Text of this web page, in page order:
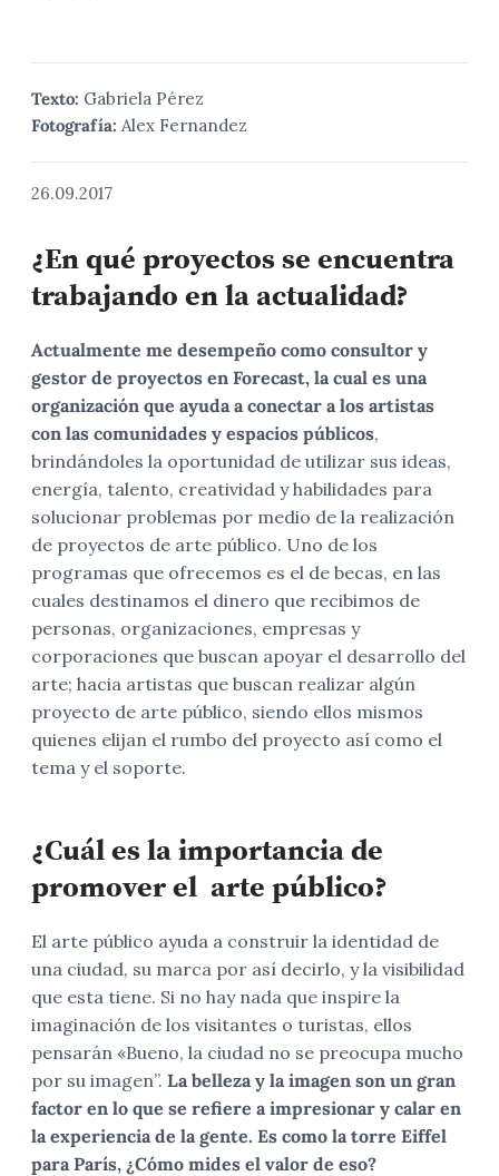
Texto: Gabriela Pérez
Fotografía: Alex Fernandez
26.09.2017
¿En qué proyectos se encuentra
trabajando en la actualidad?
Actualmente me desempeño como consultor y
gestor de proyectos en Forecast, la cual es una
organización que ayuda a conectar a los artistas
con las comunidades y espacios públicos,
brindándoles la oportunidad de utilizar sus ideas,
energía, talento, creatividad y habilidades para
solucionar problemas por medio de la realización
de proyectos de arte público. Uno de los
programas que ofrecemos es el de becas, en las
cuales destinamos el dinero que recibimos de
personas, organizaciones, empresas y
corporaciones que buscan apoyar el desarrollo del
arte; hacia artistas que buscan realizar algún
proyecto de arte público, siendo ellos mismos
quienes elijan el rumbo del proyecto así como el
tema y el soporte.
¿Cuál es la importancia de
promover el arte público?
El arte público ayuda a construir la identidad de
una ciudad, su marca por así decirlo, y la visibilidad
que esta tiene. Si no hay nada que inspire la
imaginación de los visitantes o turistas, ellos
pensarán «Bueno, la ciudad no se preocupa mucho
por su imagen”. La belleza y la imagen son un gran
factor en lo que se refiere a impresionar y calar en
la experiencia de la gente. Es como la torre Eiffel
para París, ¿Cómo mides el valor de eso?